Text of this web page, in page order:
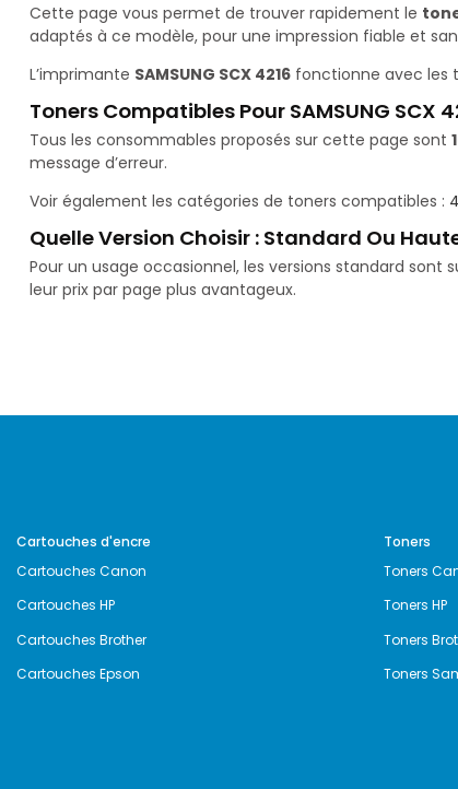
Cette page vous permet de trouver rapidement le
adaptés à ce modèle, pour une impression fiable et
L’imprimante SAMSUNG SCX 4216 fonctionne avec les
Toners Compatibles Pour SAMSUNG SCX
Tous les consommables proposés sur cette page sont
message d’erreur.
Voir également les catégories de toners compatibles :
Quelle Version Choisir : Standard Ou
Pour un usage occasionnel, les versions standard
leur prix par page plus avantageux.
Cartouches d'encre
Cartouches Canon
Cartouches HP
Cartouches Brother
Cartouches Epson
Toners
Toners
Toners HP
Toners
Toners